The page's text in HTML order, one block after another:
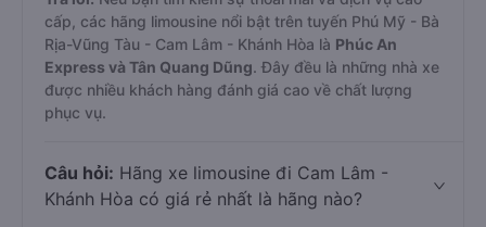
cấp, các hãng limousine nổi bật trên tuyến Phú Mỹ - Bà
Rịa-Vũng Tàu - Cam Lâm - Khánh Hòa là Phúc An
Express và Tân Quang Dũng. Đây đều là những nhà xe
được nhiều khách hàng đánh giá cao về chất lượng
phục vụ.
Câu hỏi: Hãng xe limousine đi Cam Lâm -
Khánh Hòa có giá rẻ nhất là hãng nào?